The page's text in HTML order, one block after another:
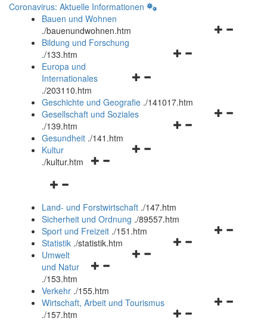
Coronavirus: Aktuelle Informationen
Bauen und Wohnen
./bauenundwohnen.htm
Navigationsmenü
Bildung und Forschung
./133.htm
Navigationsmenü
und
schließen
Europa und
Internationales
./203110.htm
Geschichte und Geografie ./141017.htm
Navigationsmenü
Gesellschaft und Soziales
./139.htm
Navigationsmenü
Gesundheit ./141.htm
Navigationsmenü
Kultur
./kultur.htm
Navigationsmenü
und
schließen
Land- und Forstwirtschaft ./147.htm
Sicherheit und Ordnung ./89557.htm
Navigationsmenü
Sport und Freizeit ./151.htm
Navigationsmenü
Statistik ./statistik.htm
Navigationsmenü
und
schließen
Umwelt
und Natur
./153.htm
Verkehr ./155.htm
Navigationsmenü
Wirtschaft, Arbeit und Tourismus
./157.htm